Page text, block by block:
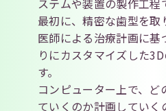
ステムや装置の製作工程
最初に、精密な歯型を取
医師による治療計画に基
りにカスタマイズした
す。
コンピューター上で、
ていくのか計画してい